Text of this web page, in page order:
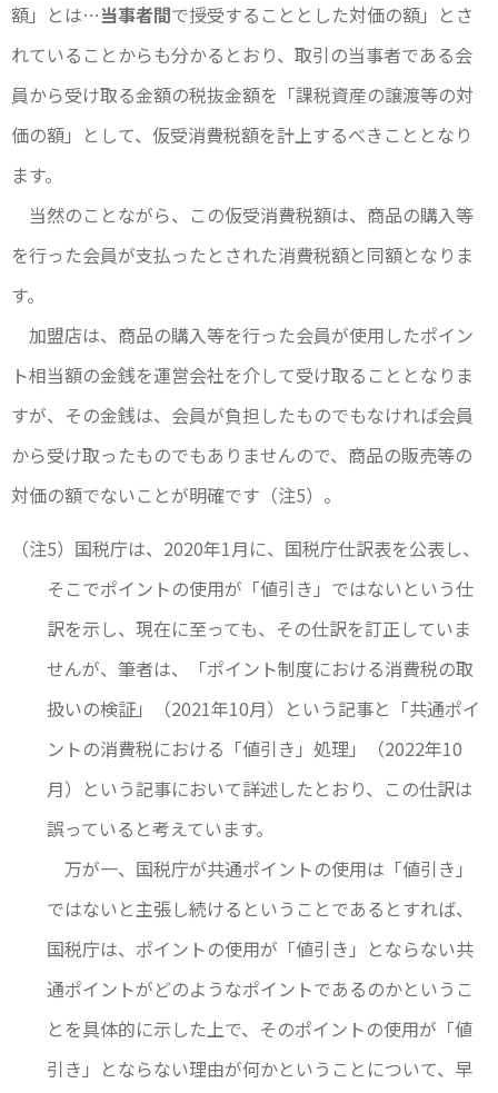
額」とは…当事者間で授受することとした対価の額」とさ
れていることからも分かるとおり、取引の当事者である会
員から受け取る金額の税抜金額を「課税資産の譲渡等の対
価の額」として、仮受消費税額を計上するべきこととなり
ます。
当然のことながら、この仮受消費税額は、商品の購入等
を行った会員が支払ったとされた消費税額と同額となりま
す。
加盟店は、商品の購入等を行った会員が使用したポイン
ト相当額の金銭を運営会社を介して受け取ることとなりま
すが、その金銭は、会員が負担したものでもなければ会員
から受け取ったものでもありませんので、商品の販売等の
対価の額でないことが明確です（注5）。
（注5）国税庁は、2020年1月に、国税庁仕訳表を公表し、
そこでポイントの使用が「値引き」ではないという仕
訳を示し、現在に至っても、その仕訳を訂正していま
せんが、筆者は、「ポイント制度における消費税の取
扱いの検証」（2021年10月）という記事と「共通ポイ
ントの消費税における「値引き」処理」（2022年10
月）という記事において詳述したとおり、この仕訳は
誤っていると考えています。
万が一、国税庁が共通ポイントの使用は「値引き」
ではないと主張し続けるということであるとすれば、
国税庁は、ポイントの使用が「値引き」とならない共
通ポイントがどのようなポイントであるのかというこ
とを具体的に示した上で、そのポイントの使用が「値
引き」とならない理由が何かということについて、早